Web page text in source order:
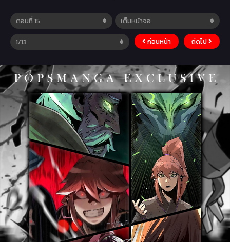
ก่อนหน้า ถัดไป